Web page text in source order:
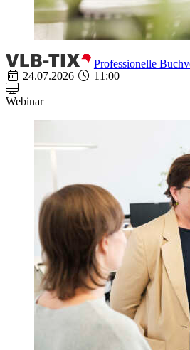
Professionelle
24.07.2026
11:00
Webinar